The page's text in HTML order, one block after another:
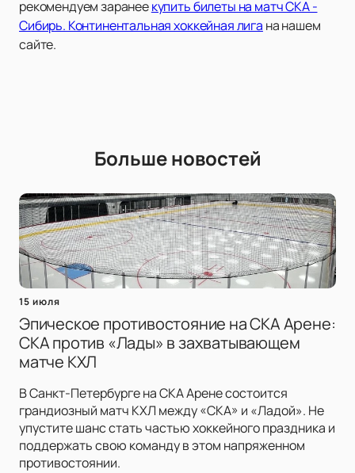
рекомендуем заранеекупить билеты на матч СКА -
Сибирь. Континентальная хоккейная лига на нашем
сайте.
Больше новостей
15 июля
Эпическое противостояние на СКА Арене:
СКА против «Лады» в захватывающем
матче КХЛ
В Санкт-Петербурге на СКА Арене состоится
грандиозный матч КХЛ между «СКА» и «Ладой». Не
упустите шанс стать частью хоккейного праздника и
поддержать свою команду в этом напряженном
противостоянии.